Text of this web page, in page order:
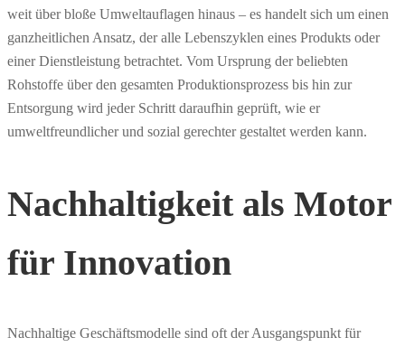
weit über bloße Umweltauflagen hinaus – es handelt sich um einen
ganzheitlichen Ansatz, der alle Lebenszyklen eines Produkts oder
einer Dienstleistung betrachtet. Vom Ursprung der beliebten
Rohstoffe über den gesamten Produktionsprozess bis hin zur
Entsorgung wird jeder Schritt daraufhin geprüft, wie er
umweltfreundlicher und sozial gerechter gestaltet werden kann.
Nachhaltigkeit als Motor
für Innovation
Nachhaltige Geschäftsmodelle sind oft der Ausgangspunkt für